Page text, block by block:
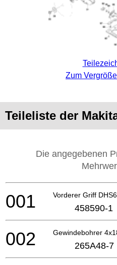
Zum
Teileliste der
Die angegebenen
Vorderer Griff
001 458590-1
Gewindebohrer
002 265A48-7